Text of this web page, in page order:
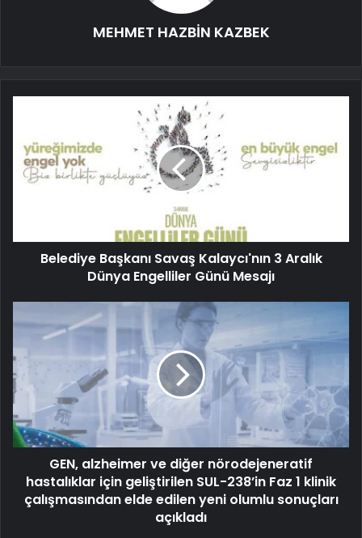
MEHMET HAZBİN KAZBEK
Belediye Başkanı Savaş Kalaycı'nın 3 Aralık
Dünya Engelliler Günü Mesajı
GEN, alzheimer ve diğer nörodejeneratif
hastalıklar için geliştirilen SUL-238’in Faz 1 klinik
çalışmasından elde edilen yeni olumlu sonuçları
açıkladı